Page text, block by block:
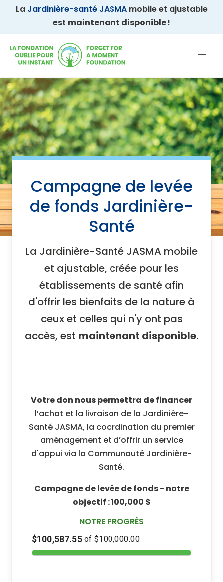
La Jardinière-santé JASMAmobile et ajustable
est maintenant disponible!
Campagne de levée
de fonds Jardinière-
Santé
La Jardinière-Santé JASMA mobile
et ajustable, créée pour les
établissements de santé afin
d'offrir les bienfaits de la nature à
ceux et celles qui n'y ont pas
accès, est maintenant disponible.
Votre don nous permettra de financer
l’achat et la livraison de la Jardinière-
Santé JASMA, la coordination du premier
aménagement et d’offrir un service
d'appui via la Communauté Jardinière-
Santé.
Campagne de levée de fonds- notre
objectif : 100,000 $
NOTRE PROGRÈS